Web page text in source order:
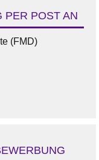
PER POST AN
(FMD)